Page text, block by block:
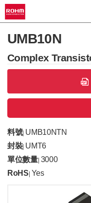
UMB10N
Complex
料號| UMB10NTN
封裝| UMT6
單位數量| 3000
RoHS Yes